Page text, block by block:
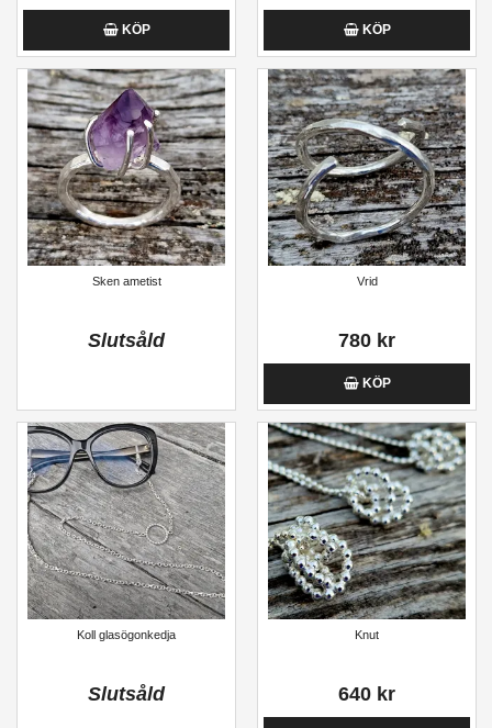
KÖP KÖP
Sken ametist
Slutsåld
Vrid
780 kr
KÖP
Koll glasögonkedja
Slutsåld
Knut
640 kr